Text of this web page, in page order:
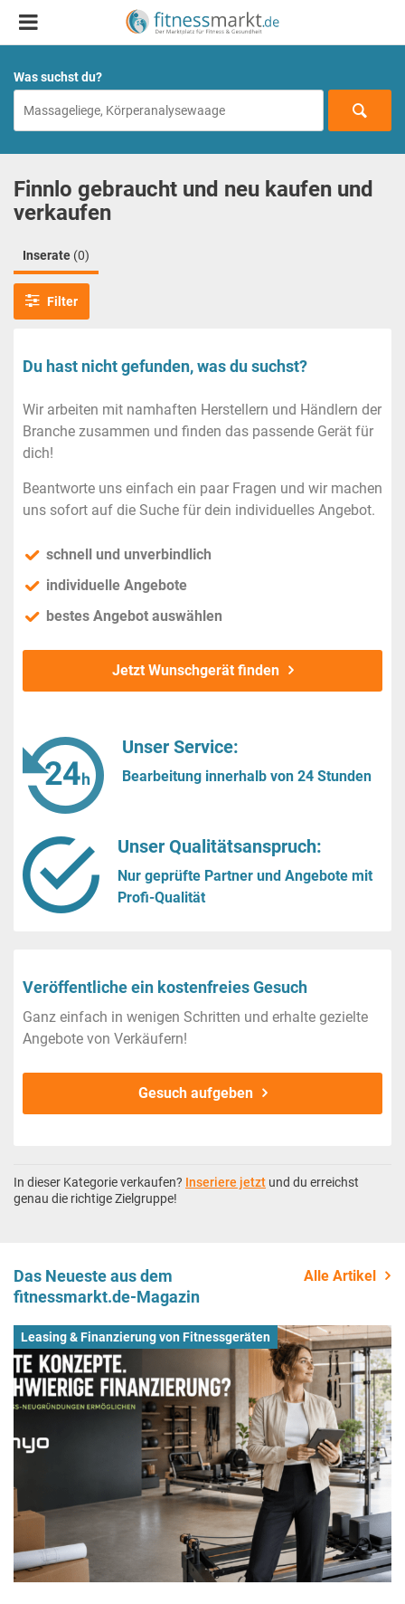
Was suchst du?
Finnlo gebraucht und neu kaufen und
verkaufen
Inserate (0)
Filter
Du hast nicht gefunden, was du suchst?
Wir arbeiten mit namhaften Herstellern und Händlern der
Branche zusammen und finden das passende Gerät für
dich!
Beantworte uns einfach ein paar Fragen und wir machen
uns sofort auf die Suche für dein individuelles Angebot.
schnell und unverbindlich
individuelle Angebote
bestes Angebot auswählen
Jetzt Wunschgerät finden
Unser Service:
Bearbeitung innerhalb von 24 Stunden
Unser Qualitätsanspruch:
Nur geprüfte Partner und Angebote mit
Profi-Qualität
Veröffentliche ein kostenfreies Gesuch
Ganz einfach in wenigen Schritten und erhalte gezielte
Angebote von Verkäufern!
Gesuch aufgeben
In dieser Kategorie verkaufen? Inseriere jetzt und du erreichst
genau die richtige Zielgruppe!
Das Neueste aus dem
fitnessmarkt.de-Magazin
Alle Artikel
Leasing & Finanzierung von Fitnessgeräten